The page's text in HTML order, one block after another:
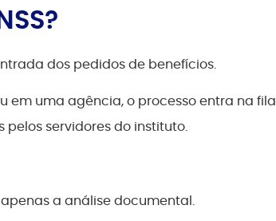
dos pedidos de benefícios.
em uma agência, o processo entra na fila
servidores do instituto.
a análise documental.